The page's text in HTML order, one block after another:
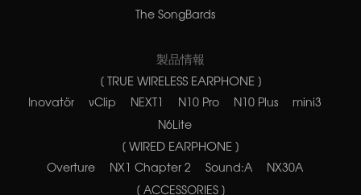
The SongBards
製品情報
[ TRUE WIRELESS EARPHONE ]
Inovatör νClip NEXT1 N10 Pro N10 Plus
mini3
N6Lite
[ WIRED EARPHONE ]
Overture NX1 Chapter 2 Sound:A
NX30A
[ ACCESSORIES ]